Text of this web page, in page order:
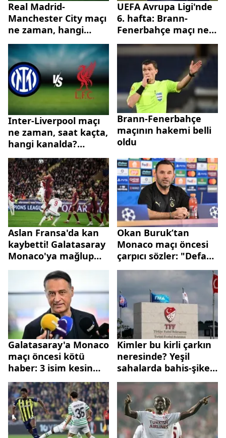
Real Madrid-
Manchester City maçı
ne zaman, hangi
kanalda? Arda Güler
oynayacak mı?
UEFA Avrupa Ligi'nde
6. hafta: Brann-
Fenerbahçe maçı ne
zaman, hangi
kanalda? İşte
muhtemel 11'ler
Inter-Liverpool maçı
ne zaman, saat kaçta,
hangi kanalda?
Hakan Çalhanoğlu
oynayacak mı?
Brann-Fenerbahçe
maçının hakemi belli
oldu
Aslan Fransa'da kan
kaybetti! Galatasaray
Monaco'ya mağlup
oldu
Okan Buruk’tan
Monaco maçı öncesi
çarpıcı sözler: "Defans
hattında tamamen
çaresizim"
Galatasaray'a Monaco
maçı öncesi kötü
haber: 3 isim kesin
olarak yok
Kimler bu kirli çarkın
neresinde? Yeşil
sahalarda bahis-şike
operasyonu: UEFA
Türkiye’deki
soruşturmayı
yakından izliyor